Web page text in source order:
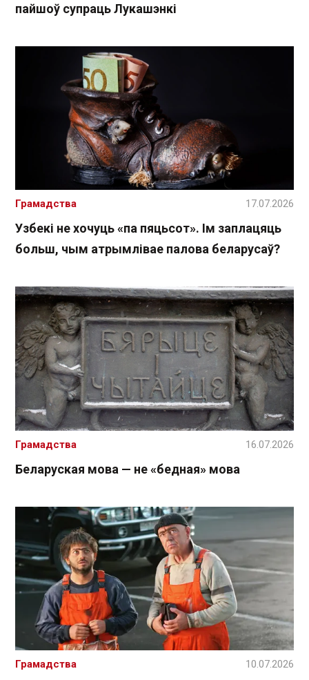
пайшоў супраць Лукашэнкі
Узбекі не хочуць «па пяцьсот». Ім заплацяць
больш, чым атрымлівае палова беларусаў?
Грамадства 17.07.2026
Беларуская мова — не «бедная» мова
Грамадства 16.07.2026
Грамадства 10.07.2026